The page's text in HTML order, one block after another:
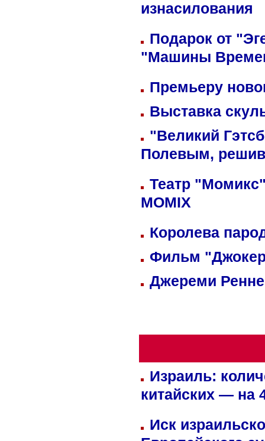
изнасилования
Подарок от
"Машины
Премьеру
Выставка
"Великий
Полевым,
Театр
MOMIX
Королева
Фильм
Джереми
Израиль:
китайских — на
Иск